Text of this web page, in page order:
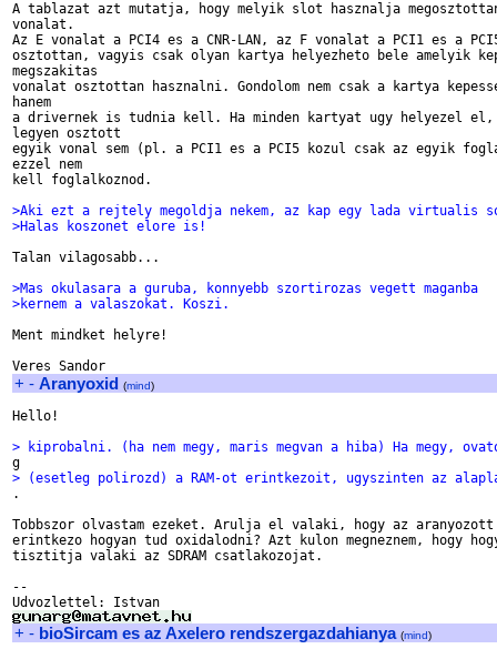
A tablazat azt mutatja, hogy melyik slot hasznalja
vonalat.
Az E vonalat a PCI4 es a CNR-LAN, az F vonalat a PCI1 es a
osztottan, vagyis csak olyan kartya helyezheto bele amelyik
megszakitas
vonalat osztottan hasznalni. Gondolom nem csak a kartya
hanem
a drivernek is tudnia kell. Ha minden kartyat ugy helyezel el,
legyen osztott
egyik vonal sem (pl. a PCI1 es a PCI5 kozul csak az egyik
ezzel nem
kell foglalkoznod.
>Aki ezt a rejtely megoldja nekem, az kap egy lada virtualis
>Halas koszonet elore is!
Talan vilagosabb...
>Mas okulasara a guruba, konnyebb szortirozas vegett maganba
>kernem a valaszokat. Koszi.
Ment mindket helyre!
+ - Aranyoxid (mind)
Hello!
> kiprobalni. (ha nem megy, maris megvan a hiba) Ha megy,
> (esetleg polirozd) a RAM-ot erintkezoit, ugyszinten az
.
Tobbszor olvastam ezeket. Arulja el valaki, hogy az aranyozott
erintkezo hogyan tud oxidalodni? Azt kulon megneznem, hogy
tisztitja valaki az SDRAM csatlakozojat.
--
+ - bioSircam es az Axelero rendszergazdahianya (mind)